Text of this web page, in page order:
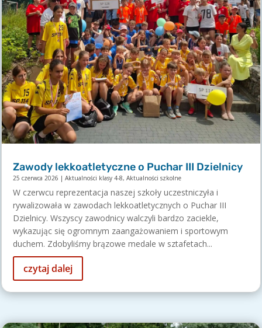
Zawody lekkoatletyczne o Puchar III Dzielnicy
25 czerwca 2026 |Aktualności klasy 4-8,Aktualności szkolne
W czerwcu reprezentacja naszej szkoły uczestniczyła i
rywalizowała w zawodach lekkoatletycznych o Puchar III
Dzielnicy. Wszyscy zawodnicy walczyli bardzo zaciekle,
wykazując się ogromnym zaangażowaniem i sportowym
duchem. Zdobyliśmy brązowe medale w sztafetach...
czytaj dalej